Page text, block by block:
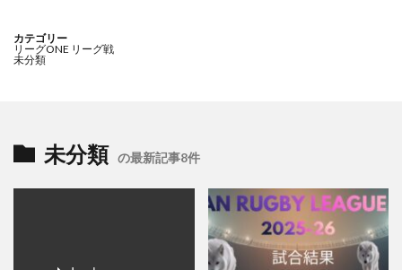
カテゴリー
リーグONE リーグ戦
未分類
未分類 の最新記事8件